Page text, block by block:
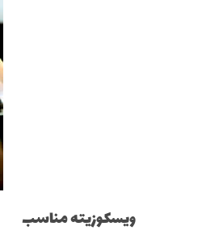
ویسکوزیته مناسب